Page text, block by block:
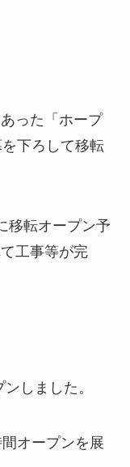
った「ホープ
下ろして移転
移転オープン予
工事等が完
しました。
オープンを展